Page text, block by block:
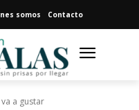
somos Contacto
a gustar